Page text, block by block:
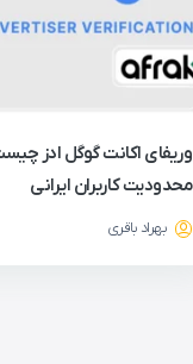
وریفای اکانت گوگل ادز
محدودیت کاربران ایرانی
بهراد باقری